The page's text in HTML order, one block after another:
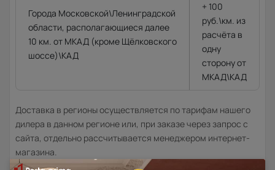
Города Московской\Ленинградской
области, располагающиеся далее
10 км. от МКАД (кроме Щёлковского
шоссе)\КАД
+ 100
руб.\км. из
расчёта в
одну
сторону от
МКАД\КАД
Доставка в регионы осуществляется по тарифам нашего
дилера в данном регионе или, при заказе через запрос с
сайта, отдельно рассчитывается менеджером интернет-
магазина.